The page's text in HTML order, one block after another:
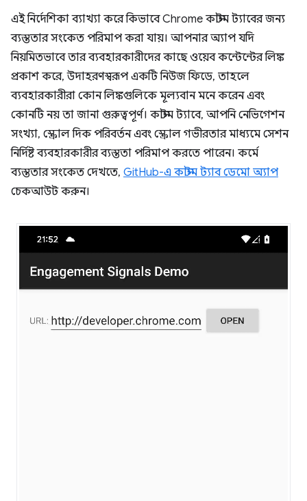
এই নির্দেশিকা ব্যাখ্যা করে কিভাবে Chrome কাস্টম ট্যাবের জন্য
ব্যস্ততার সংকেত পরিমাপ করা যায়। আপনার অ্যাপ যদি
নিয়মিতভাবে তার ব্যবহারকারীদের কাছে ওয়েব কন্টেন্টের লিঙ্ক
প্রকাশ করে, উদাহরণস্বরূপ একটি নিউজ ফিডে, তাহলে
ব্যবহারকারীরা কোন লিঙ্কগুলিকে মূল্যবান মনে করেন এবং
কোনটি নয় তা জানা গুরুত্বপূর্ণ। কাস্টম ট্যাবে, আপনি নেভিগেশন
সংখ্যা, স্ক্রোল দিক পরিবর্তন এবং স্ক্রোল গভীরতার মাধ্যমে সেশন
নির্দিষ্ট ব্যবহারকারীর ব্যস্ততা পরিমাপ করতে পারেন। কর্মে
ব্যস্ততার সংকেত দেখতে, GitHub-এ কাস্টম ট্যাব ডেমো অ্যাপ
চেকআউট করুন।